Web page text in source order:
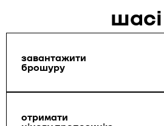
шасі
завантажити
брошуру
отримати